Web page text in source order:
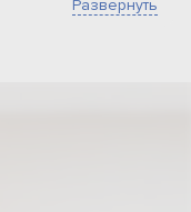
Развернуть